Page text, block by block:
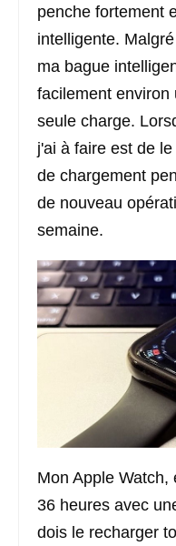
penche fortement
intelligente.
ma bague
facilement environ
seule charge.
j'ai à faire est de
de chargement
de nouveau
semaine.
Mon Apple Watch,
36 heures avec
dois le recharger